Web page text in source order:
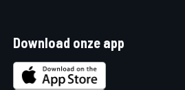
Download onze app